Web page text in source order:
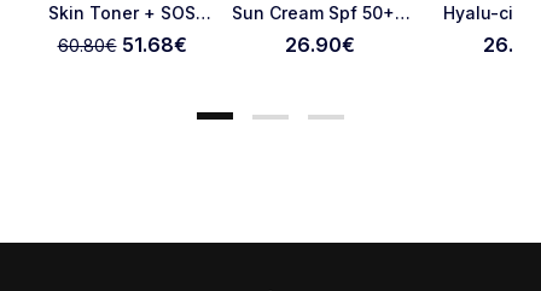
Pošaljite pregled
Skin Toner + SOS
Serum
60.80€ 51.68€
Sun Cream Spf 50+ -
50 Ml
26.90€
Hyalu-cica
75ml
26.90